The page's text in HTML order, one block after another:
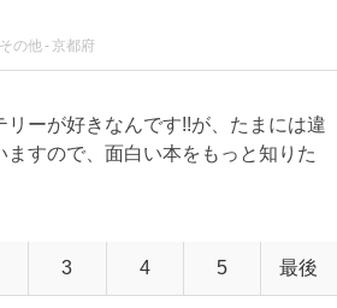
その他 京都府
リーが好きなんです!!が、たまには違
ますので、面白い本をもっと知りた
3 4 5 最後